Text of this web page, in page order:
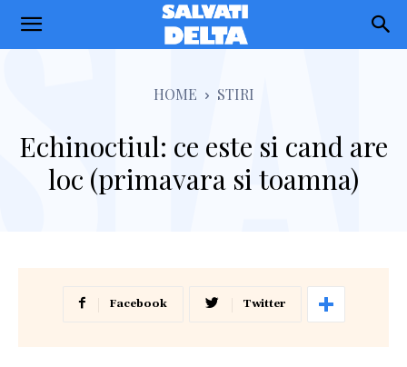
Salvati
HOME STIRI
Echinoctiul: ce este si cand are
loc (primavara si toamna)
Facebook Twitter